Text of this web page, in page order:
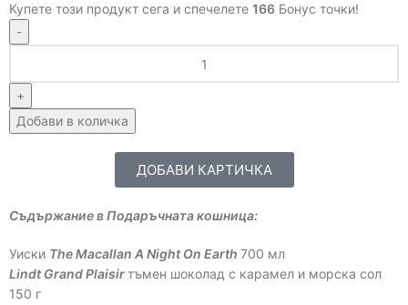
Купете този продукт сега и спечелете 166 Бонус точки!
Добави в количка
ДОБАВИ КАРТИЧКА
Съдържание в Подаръчната кошница:
Уиски The Macallan A Night On Earth 700 мл
Lindt Grand Plaisirтъмен шоколад с карамел и морска сол
150 г